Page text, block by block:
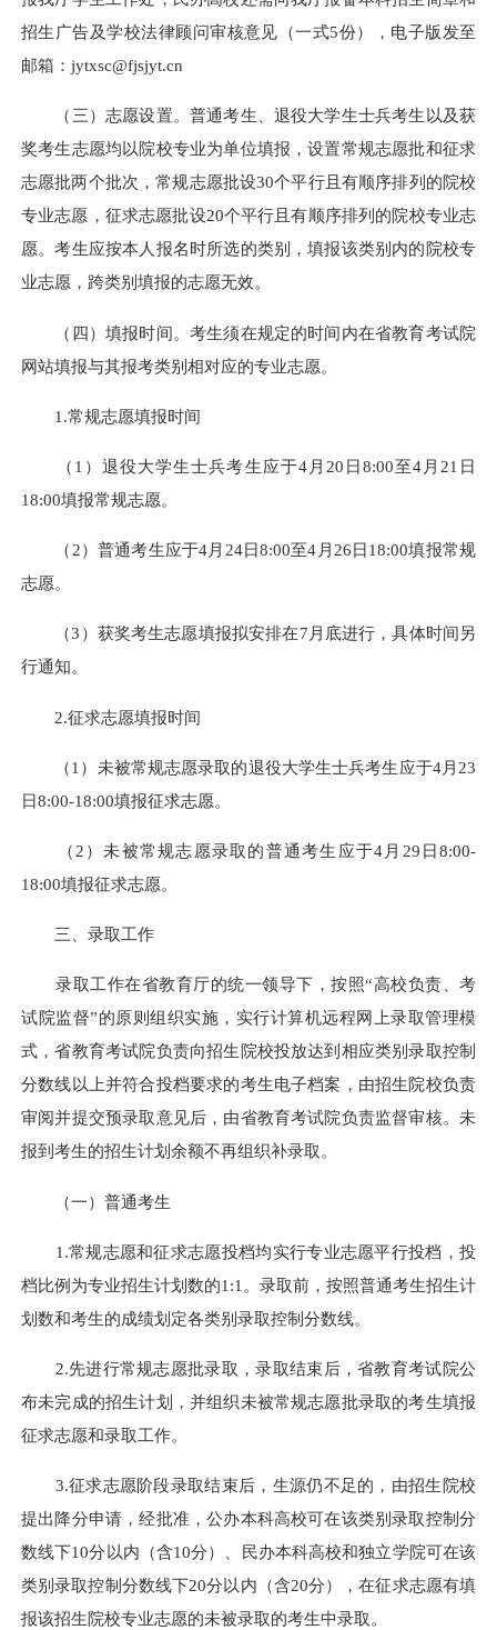
招生广告及学校法律顾问审核意见（一式5份），电子版发至
邮箱：jytxsc@fjsjyt.cn
（三）志愿设置。普通考生、退役大学生士兵考生以及获
奖考生志愿均以院校专业为单位填报，设置常规志愿批和征求
志愿批两个批次，常规志愿批设30个平行且有顺序排列的院校
专业志愿，征求志愿批设20个平行且有顺序排列的院校专业志
愿。考生应按本人报名时所选的类别，填报该类别内的院校专
业志愿，跨类别填报的志愿无效。
（四）填报时间。考生须在规定的时间内在省教育考试院
网站填报与其报考类别相对应的专业志愿。
1.常规志愿填报时间
（1）退役大学生士兵考生应于4月20日8:00至4月21日
18:00填报常规志愿。
（2）普通考生应于4月24日8:00至4月26日18:00填报常规
志愿。
（3）获奖考生志愿填报拟安排在7月底进行，具体时间另
行通知。
2.征求志愿填报时间
（1）未被常规志愿录取的退役大学生士兵考生应于4月23
日8:00-18:00填报征求志愿。
（2）未被常规志愿录取的普通考生应于4月29日8:00-
18:00填报征求志愿。
三、录取工作
录取工作在省教育厅的统一领导下，按照“高校负责、考
试院监督”的原则组织实施，实行计算机远程网上录取管理模
式，省教育考试院负责向招生院校投放达到相应类别录取控制
分数线以上并符合投档要求的考生电子档案，由招生院校负责
审阅并提交预录取意见后，由省教育考试院负责监督审核。未
报到考生的招生计划余额不再组织补录取。
（一）普通考生
1.常规志愿和征求志愿投档均实行专业志愿平行投档，投
档比例为专业招生计划数的1:1。录取前，按照普通考生招生计
划数和考生的成绩划定各类别录取控制分数线。
2.先进行常规志愿批录取，录取结束后，省教育考试院公
布未完成的招生计划，并组织未被常规志愿批录取的考生填报
征求志愿和录取工作。
3.征求志愿阶段录取结束后，生源仍不足的，由招生院校
提出降分申请，经批准，公办本科高校可在该类别录取控制分
数线下10分以内（含10分）、民办本科高校和独立学院可在该
类别录取控制分数线下20分以内（含20分），在征求志愿有填
报该招生院校专业志愿的未被录取的考生中录取。